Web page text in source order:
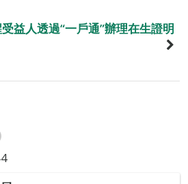
益人透過“一戶通”辦理在生證明